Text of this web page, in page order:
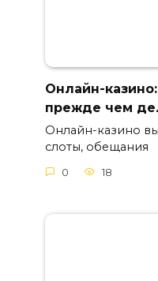
Онлайн-
прежде чем
Онлайн-казино
слоты, обещания
0 18